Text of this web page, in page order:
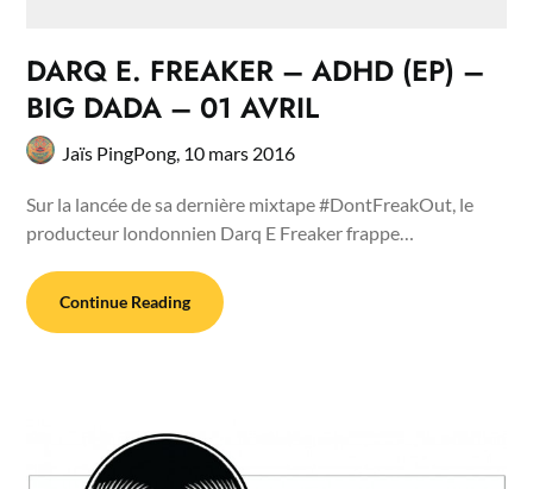
DARQ E. FREAKER – ADHD (EP) –
BIG DADA – 01 AVRIL
Jaïs PingPong, 10 mars 2016
Sur la lancée de sa dernière mixtape #DontFreakOut, le
producteur londonnien Darq E Freaker frappe…
Continue Reading